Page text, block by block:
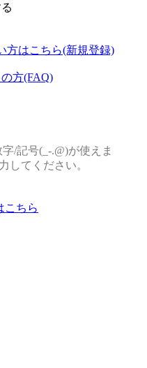
方はこちら(新規登録)
方(FAQ)
/記号(_-.@)が使えま
してください。
こちら